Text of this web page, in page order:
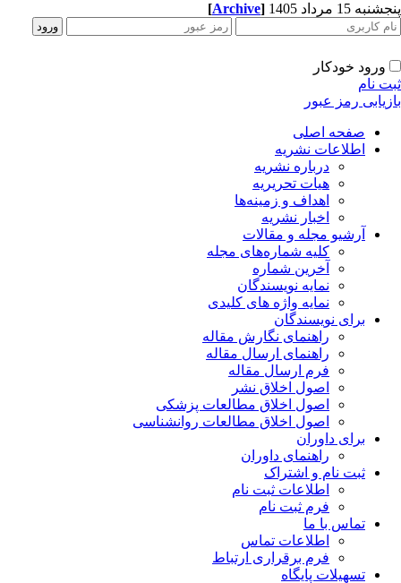
15 مرداد 1405 [Archive]
ورود خودکار
نام
رمز عبور
صفحه اصلی
اطلاعات نشریه
درباره نشریه
هیات تحریریه
اهداف و زمینه‌ها
اخبار نشریه
آرشیو مجله و مقالات
کلیه شماره‌های مجله
آخرین شماره
نمایه نویسندگان
نمایه واژه های کلیدی
برای نویسندگان
راهنمای نگارش مقاله
راهنمای ارسال مقاله
فرم ارسال مقاله
اصول اخلاق نشر
اصول اخلاق مطالعات پزشکی
اصول اخلاق مطالعات روانشناسی
برای داوران
راهنمای داوران
ثبت نام و اشتراک
اطلاعات ثبت نام
فرم ثبت نام
تماس با ما
اطلاعات تماس
فرم برقراری ارتباط
تسهیلات پایگاه